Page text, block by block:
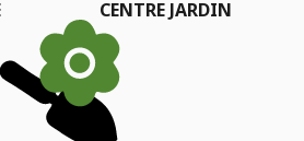
CENTRE JARDIN